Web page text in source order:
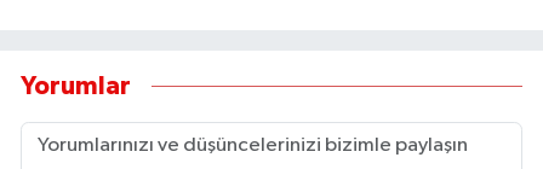
Yorumlar